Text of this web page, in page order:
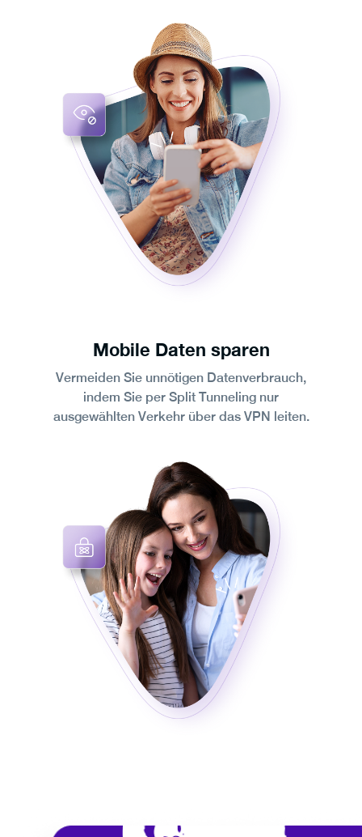
Mobile Daten sparen
Vermeiden Sie unnötigen Datenverbrauch,
indem Sie per Split Tunneling nur
ausgewählten Verkehr über das VPN leiten.